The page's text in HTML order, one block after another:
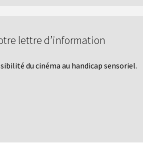
lettre d’information
du cinéma au handicap sensoriel.